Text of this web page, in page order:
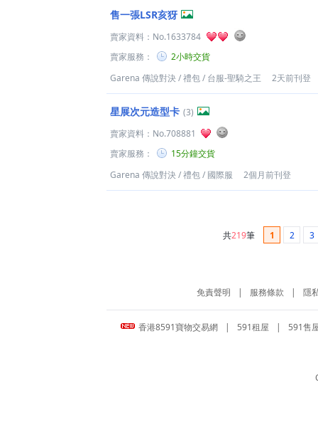
售一張LSR亥犽
賣家資料： No.1633784
賣家服務：
2小時交貨
Garena 傳說對決/禮包/ 台服-聖騎之王 2天前刊登
星展次元造型卡 (3)
賣家資料： No.708881
賣家服務：
15分鐘交貨
Garena 傳說對決/禮包/ 國際服 2個月前刊登
共219筆 1 2 3
免責聲明 | 服務條款 | 隱
香港8591寶物交易網 | 591租屋 | 591售